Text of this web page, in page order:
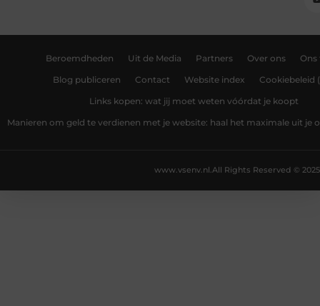
Beroemdheden Uit de Media Partners Over ons Ons
Blog publiceren Contact Website index Cookiebeleid
Links kopen: wat jij moet weten vóórdat je koopt
Manieren om geld te verdienen met je website: haal het maximale uit je
All Rights Reserved © 2025
www.vsenv.nl.